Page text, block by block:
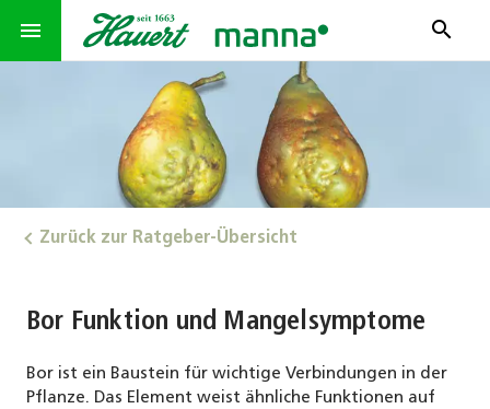
menu search
Zurück zur Ratgeber-Übersicht
Bor Funktion und Mangelsymptome
Bor ist ein Baustein für wichtige Verbindungen in der
Pflanze. Das Element weist ähnliche Funktionen auf